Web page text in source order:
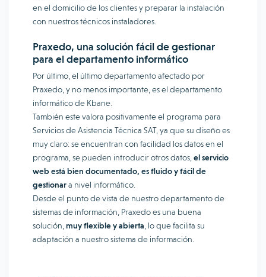
en el domicilio de los clientes y preparar la instalación
con nuestros técnicos instaladores.
Praxedo, una solución fácil de gestionar
para el departamento informático
Por último, el último departamento afectado por
Praxedo, y no menos importante, es el departamento
informático de Kbane.
También este valora positivamente el programa para
Servicios de Asistencia Técnica SAT, ya que su diseño es
muy claro: se encuentran con facilidad los datos en el
programa, se pueden introducir otros datos, el servicio
web está bien documentado, es fluido y fácil de
gestionara nivel informático.
Desde el punto de vista de nuestro departamento de
sistemas de información, Praxedo es una buena
solución, muy flexible y abierta , lo que facilita su
adaptación a nuestro sistema de información.